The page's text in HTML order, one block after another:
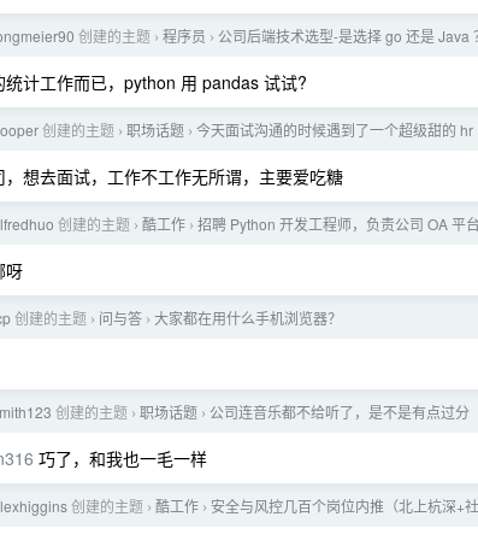
创建的主题 › 程序员 › 公司后端技术选型-是选择 go 还是 Java
统计工作而已，python 用 pandas 试试?
创建的主题 › 职场话题 › 今天面试沟通的时候遇到了一个超级甜的 hr
，想去面试，工作不工作无所谓，主要爱吃糖
创建的主题 › 酷工作 › 招聘 Python 开发工程师，负责公司 OA 平
呀
创建的主题 › 问与答 › 大家都在用什么手机浏览器？
创建的主题 › 职场话题 › 公司连音乐都不给听了，是不是有点过分
巧了，和我也一毛一样
创建的主题 › 酷工作 › 安全与风控几百个岗位内推（北上杭深+社